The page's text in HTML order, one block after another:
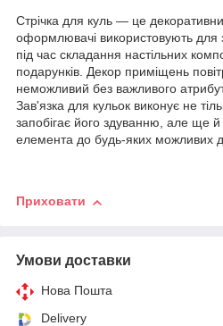
Стрічка для куль — це
оформлювачі використовують для
під час складання настільних
подарунків. Декор приміщень
неможливий без важливого
Зав'язка для кульок виконує не
запобігає його здуванню, але ще й
елемента до будь-яких можливих
Приховати
Умови доставки
Нова Пошта
Delivery